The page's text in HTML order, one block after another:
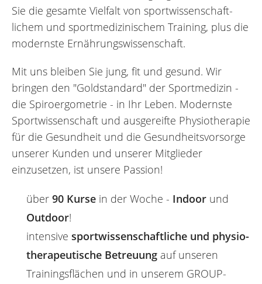
Sie die gesamte Vielfalt von sport­wissen­schaft­
lichem und sport­medizinischem Training, plus die
modernste Ernährungswissenschaft.
Mit uns bleiben Sie jung, fit und gesund. Wir
bringen den "Goldstandard" der Sport­medizin -
die Spiro­ergometrie - in Ihr Leben. Modernste
Sport­wissen­schaft und aus­gereifte Physio­therapie
für die Gesundheit und die Gesund­heits­vorsorge
unserer Kunden und unserer Mitglieder
einzusetzen, ist unsere Passion!
über 90 Kurse in der Woche - Indoor und
Outdoor!
intensive sport­wissen­schaft­liche und physio­
therapeutische Betreuung auf unseren
Trainings­flächen und in unserem GROUP-